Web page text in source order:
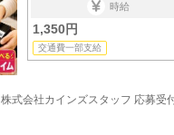
時給
1,350円
交通費一部支給
株式会社カインズスタッフ 応募受